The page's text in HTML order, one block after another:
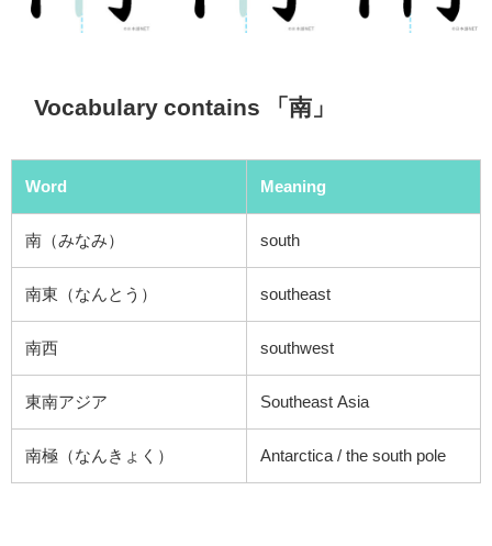
Vocabulary contains 「南」
Word Meaning
南（みなみ） south
南東（なんとう） southeast
南西 southwest
東南アジア Southeast Asia
南極（なんきょく） Antarctica / the south pole